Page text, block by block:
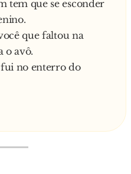
na cama com um
"Já que está aí,
geladas!". Fui até a
uma. Então gritei:
tem que se esconder
que faltou na
o avô.
no enterro do